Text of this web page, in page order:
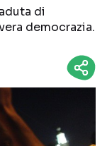
di
democrazia.